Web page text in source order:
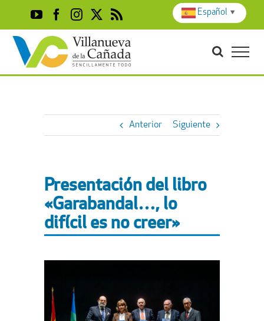
content
YouTubeFacebook
Instagram
X Rss
Anterior Siguiente
Presentación del libro
«Garabandal…, lo
difícil es no creer»
Español ▼